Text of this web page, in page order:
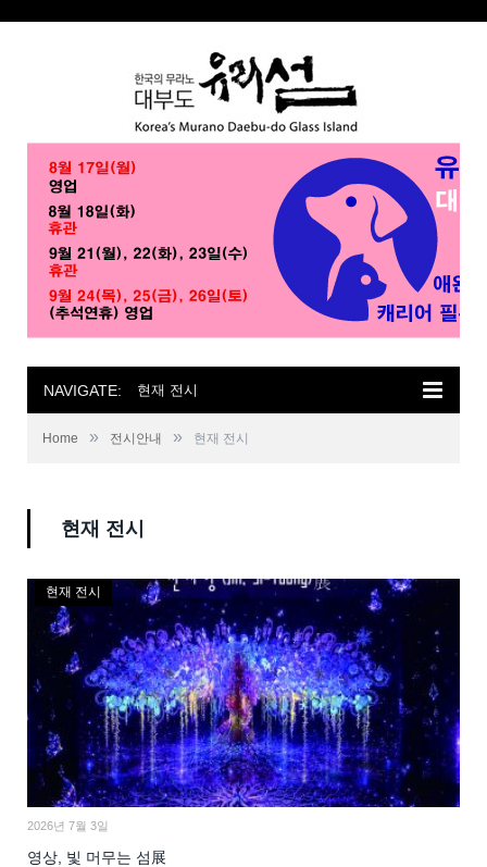
NAVIGATE: 현재 전시
Home » 전시안내 » 현재 전시
현재 전시
현재 전시
2026년 7월 3일
영상, 빛 머무는 섬展